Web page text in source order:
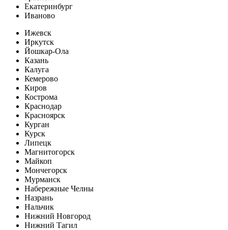
Екатеринбург
Иваново
Ижевск
Иркутск
Йошкар-Ола
Казань
Калуга
Кемерово
Киров
Кострома
Краснодар
Красноярск
Курган
Курск
Липецк
Магнитогорск
Майкоп
Мончегорск
Мурманск
Набережные Челны
Назрань
Нальчик
Нижний Новгород
Нижний Тагил